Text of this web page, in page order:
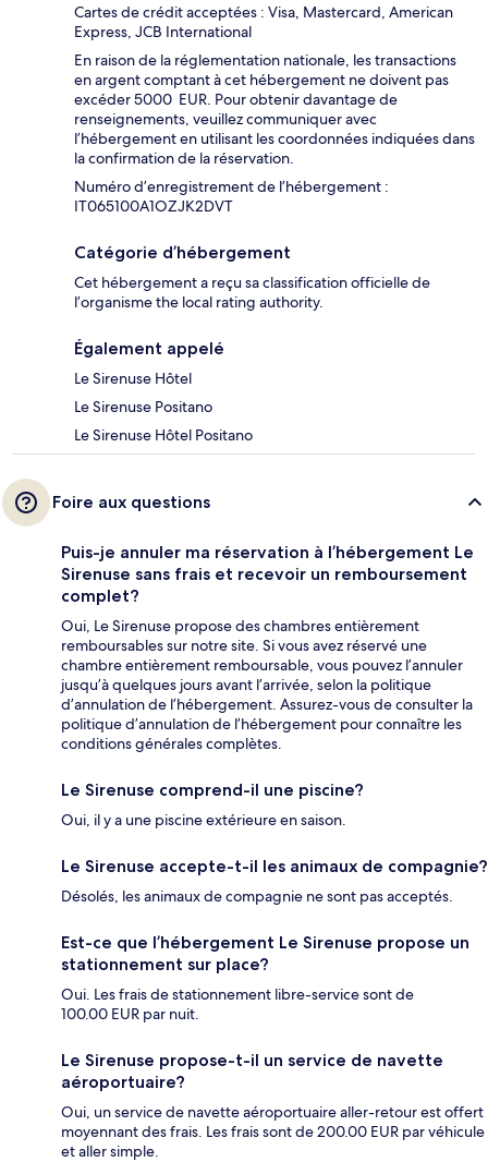
Cartes de crédit acceptées : Visa, Mastercard, American
Express, JCB International
En raison de la réglementation nationale, les transactions
en argent comptant à cet hébergement ne doivent pas
excéder 5000 EUR. Pour obtenir davantage de
renseignements, veuillez communiquer avec
l’hébergement en utilisant les coordonnées indiquées dans
la confirmation de la réservation.
Numéro d’enregistrement de l’hébergement :
IT065100A1OZJK2DVT
Catégorie d’hébergement
Cet hébergement a reçu sa classification officielle de
l’organisme the local rating authority.
Également appelé
Le Sirenuse Hôtel
Le Sirenuse Positano
Le Sirenuse Hôtel Positano
Foire aux questions
Puis-je annuler ma réservation à l’hébergement Le
Sirenuse sans frais et recevoir un remboursement
complet?
Oui, Le Sirenuse propose des chambres entièrement
remboursables sur notre site. Si vous avez réservé une
chambre entièrement remboursable, vous pouvez l’annuler
jusqu’à quelques jours avant l’arrivée, selon la politique
d’annulation de l’hébergement. Assurez-vous de consulter la
politique d’annulation de l’hébergement pour connaître les
conditions générales complètes.
Le Sirenuse comprend-il une piscine?
Oui, il y a une piscine extérieure en saison.
Le Sirenuse accepte-t-il les animaux de compagnie?
Désolés, les animaux de compagnie ne sont pas acceptés.
Est-ce que l’hébergement Le Sirenuse propose un
stationnement sur place?
Oui. Les frais de stationnement libre-service sont de
100.00 EUR par nuit.
Le Sirenuse propose-t-il un service de navette
aéroportuaire?
Oui, un service de navette aéroportuaire aller-retour est offert
moyennant des frais. Les frais sont de 200.00 EUR par véhicule
et aller simple.